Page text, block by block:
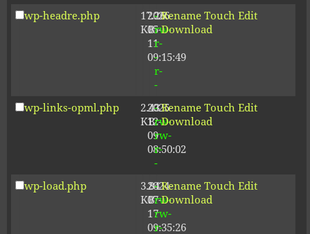
wp-headre.php
17.26
KB
2026-
05-
11
09:15:49
-
rw-
r-
-
r-
-
Rename Touch Edit
Download
wp-links-opml.php
2.43
KB
2025-
12-
09
08:50:02
-
rw-
rw-
r-
-
Rename Touch Edit
Download
wp-load.php
3.84
KB
2024-
07-
17
09:35:26
-
rw-
rw-
r-
Rename Touch Edit
Download